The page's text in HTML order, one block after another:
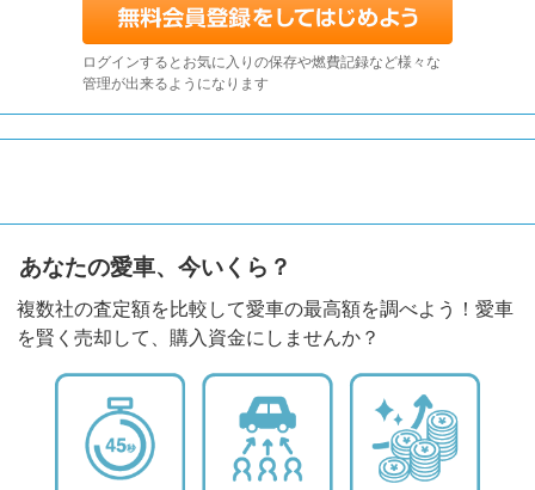
ログインするとお気に入りの保存や燃費記録など様々な
管理が出来るようになります
あなたの愛車、今いくら？
複数社の査定額を比較して愛車の最高額を調べよう！愛車
を賢く売却して、購入資金にしませんか？